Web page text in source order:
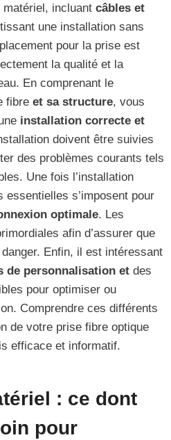
matériel, incluant câbles et
une installation sans
pour la prise est
la qualité et la
En comprenant le
fibre et sa structure, vous
installation correcte et
doivent être suivies
des problèmes courants tels
Une fois l’installation
s’imposent pour
optimale. Les
afin d’assurer que
Enfin, il est intéressant
de personnalisation et des
pour optimiser ou
Comprendre ces différents
de votre prise fibre optique
efficace et informatif.
: ce dont
pour